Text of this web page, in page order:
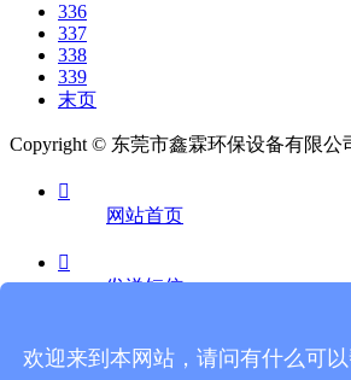
336
337
338
339
末页
Copyright © 东莞市鑫霖环保设备有限公

网站首页

发送短信
电话咨询
欢迎来到本网站，请问有什么可以